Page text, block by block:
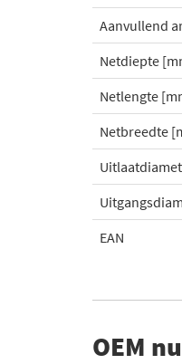
Aanvullend
Netdiepte
Netlengte
Netbreedte
EAN
OEM